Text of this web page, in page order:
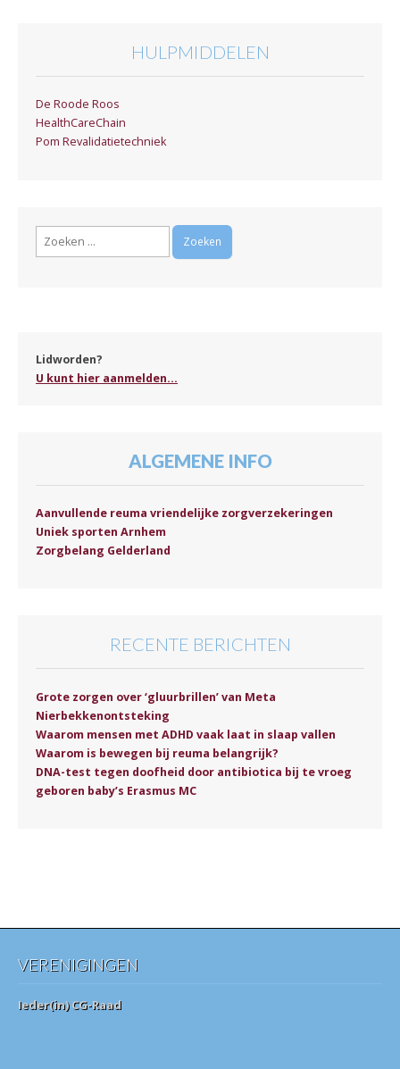
HULPMIDDELEN
De Roode Roos
HealthCareChain
Pom Revalidatietechniek
Zoeken
Lidworden?
U kunt hier aanmelden...
ALGEMENE INFO
Aanvullende reuma vriendelijke zorgverzekeringen
Uniek sporten Arnhem
Zorgbelang Gelderland
RECENTE BERICHTEN
Grote zorgen over ‘gluurbrillen’ van Meta
Nierbekkenontsteking
Waarom mensen met ADHD vaak laat in slaap vallen
Waarom is bewegen bij reuma belangrijk?
DNA-test tegen doofheid door antibiotica bij te vroeg
geboren baby’s Erasmus MC
VERENIGINGEN
Ieder(in) CG-Raad